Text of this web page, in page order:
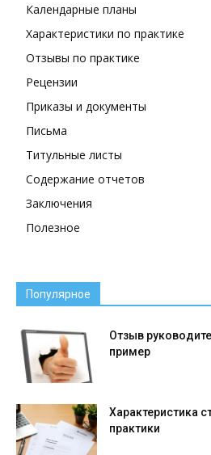
Календарные планы
Характеристики по практике
Отзывы по практике
Рецензии
Приказы и документы
Письма
Титульные листы
Содержание отчетов
Заключения
Полезное
Популярное
Отзыв
пример
Характеристика
практики